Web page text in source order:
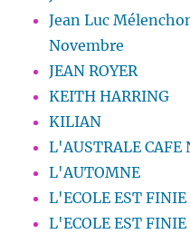
Jean Luc
Novembre
JEAN ROYER
KEITH HARRING
KILIAN
L'AUSTRALE CAFE
L'AUTOMNE
L'ECOLE EST FINIE
L'ECOLE EST FINIE